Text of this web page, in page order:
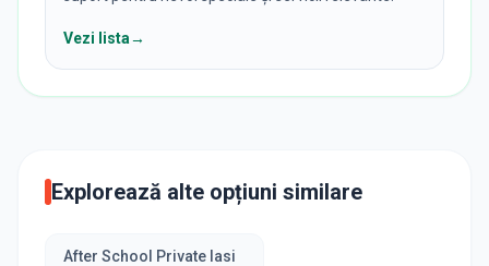
Vezi lista→
Explorează alte opțiuni similare
After School Private Iasi